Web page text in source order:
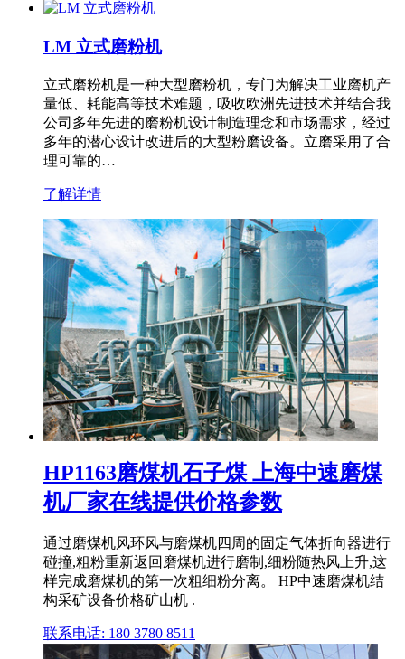
LM 立式磨粉机
立式磨粉机是一种大型磨粉机，专门为解决工业磨机产
量低、耗能高等技术难题，吸收欧洲先进技术并结合我
公司多年先进的磨粉机设计制造理念和市场需求，经过
多年的潜心设计改进后的大型粉磨设备。立磨采用了合
理可靠的…
了解详情
HP1163磨煤机石子煤 上海中速磨煤
机厂家在线提供价格参数
通过磨煤机风环风与磨煤机四周的固定气体折向器进行
碰撞,粗粉重新返回磨煤机进行磨制,细粉随热风上升,这
样完成磨煤机的第一次粗细粉分离。 HP中速磨煤机结
构采矿设备价格矿山机 .
联系电话: 180 3780 8511